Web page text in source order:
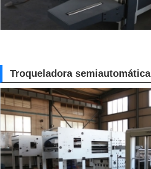
Troqueladora semiautomática